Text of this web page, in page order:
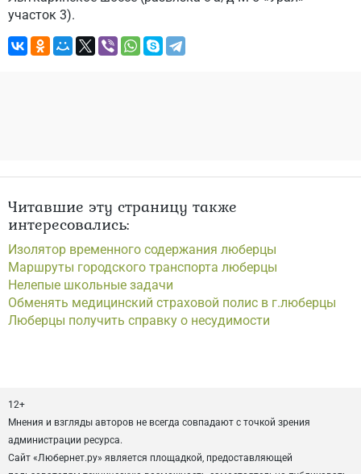
участок 3).
Читавшие эту страницу также
интересовались:
Изолятор временного содержания люберцы
Маршруты городского транспорта люберцы
Нелепые школьные задачи
Обменять медицинский страховой полис в г.люберцы
Люберцы получить справку о несудимости
12+
Мнения и взгляды авторов не всегда совпадают с точкой зрения
администрации ресурса.
Сайт «Любернет.ру» является площадкой, предоставляющей